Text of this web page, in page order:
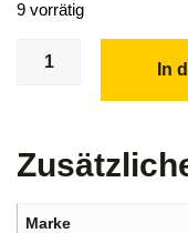
9 vorrätig
In
Marke